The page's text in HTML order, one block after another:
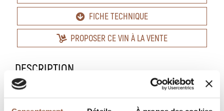
FICHE TECHNIQUE
PROPOSER CE VIN À LA VENTE
DESCRIPTION
Blanc